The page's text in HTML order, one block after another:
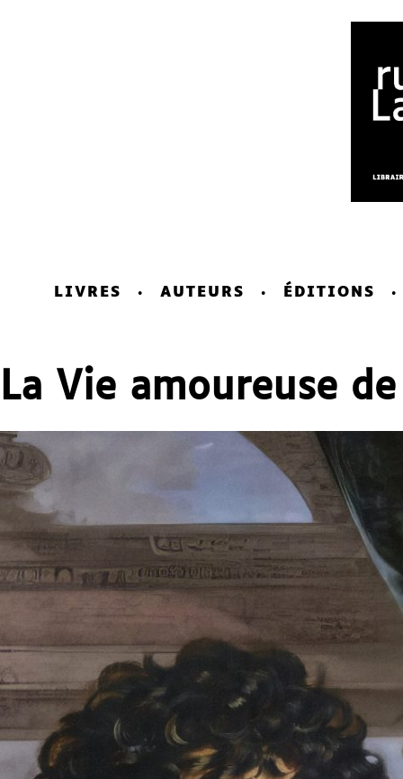
LIVRES AUTEURS ÉDITIONS
La Vie amoureuse